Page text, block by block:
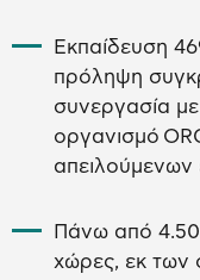
Εκπαίδευση
πρόληψη
συνεργασία
οργανισμό
απειλούμενων
Πάνω από
χώρες, εκ των